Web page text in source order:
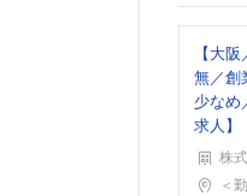
【大
無／創
少なめ
求人】
株
勤務地
＜